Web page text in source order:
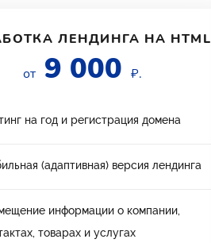
ЛЕНДИНГА НА HTML
от 9 000 ₽.
на год и регистрация домена
(адаптивная) версия лендинга
информации о компании,
товарах и услугах